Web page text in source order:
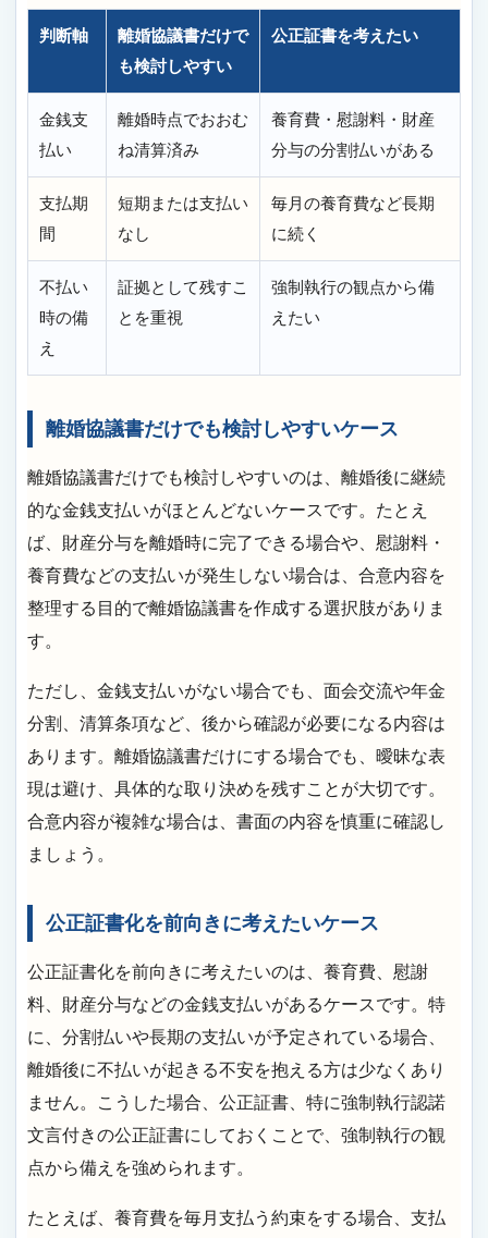
判断軸
離婚協議書だけで
も検討しやすい
公正証書を考えたい
金銭支
払い
離婚時点でおおむ
ね清算済み
養育費・慰謝料・財産
分与の分割払いがある
支払期
間
短期または支払い
なし
毎月の養育費など長期
に続く
不払い
時の備
え
証拠として残すこ
とを重視
強制執行の観点から備
えたい
離婚協議書だけでも検討しやすいケース
離婚協議書だけでも検討しやすいのは、離婚後に継続
的な金銭支払いがほとんどないケースです。たとえ
ば、財産分与を離婚時に完了できる場合や、慰謝料・
養育費などの支払いが発生しない場合は、合意内容を
整理する目的で離婚協議書を作成する選択肢がありま
す。
ただし、金銭支払いがない場合でも、面会交流や年金
分割、清算条項など、後から確認が必要になる内容は
あります。離婚協議書だけにする場合でも、曖昧な表
現は避け、具体的な取り決めを残すことが大切です。
合意内容が複雑な場合は、書面の内容を慎重に確認し
ましょう。
公正証書化を前向きに考えたいケース
公正証書化を前向きに考えたいのは、養育費、慰謝
料、財産分与などの金銭支払いがあるケースです。特
に、分割払いや長期の支払いが予定されている場合、
離婚後に不払いが起きる不安を抱える方は少なくあり
ません。こうした場合、公正証書、特に強制執行認諾
文言付きの公正証書にしておくことで、強制執行の観
点から備えを強められます。
たとえば、養育費を毎月支払う約束をする場合、支払